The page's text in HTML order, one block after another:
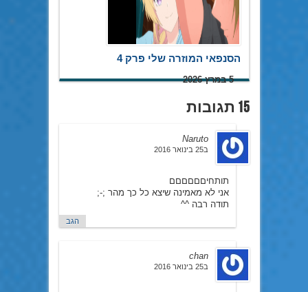
הסנפאי המוזרה שלי פרק 4
5 במרץ 2026
15 תגובות
Naruto
ב25 בינואר 2016
תותחיםםםםםם
אני לא מאמינה שיצא כל כך מהר ;-;
תודה רבה ^^
הגב
chan
ב25 בינואר 2016